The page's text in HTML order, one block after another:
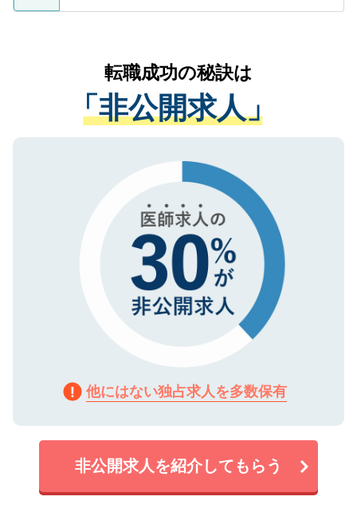
ているすべての個人データはご本人の許可
は、個人情報の取り扱いについての厳密な
管理基準を満たした事業者のみに付与され
る、プライバシーマークを取得済みです。
で、機密保持に関してもご安心ください。
かがいして、現在の医療機関の状況や紹介
経験をまじえながら、適切なアドバイスを
させていただきます。すぐにご転職をされ
ない方には、長期的なサポートが可能です
ので、まずはご登録ください。
転職成功の秘訣は
「非公開求人」
他にはない独占求人を多数保有
非公開求人を紹介してもらう